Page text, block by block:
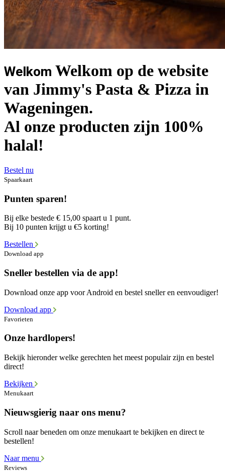
Welkom Welkom op de website
van Jimmy's Pasta & Pizza in
Wageningen.
Al onze producten zijn 100%
halal!
Bestel nu
Spaarkaart
Punten sparen!
Bij elke bestede € 15,00 spaart u 1 punt.
Bij 10 punten krijgt u €5 korting!
Bestellen
Download app
Sneller bestellen via de app!
Download onze app voor Android en bestel sneller en eenvoudiger!
Download app
Favorieten
Onze hardlopers!
Bekijk hieronder welke gerechten het meest populair zijn en bestel
direct!
Bekijken
Menukaart
Nieuwsgierig naar ons menu?
Scroll naar beneden om onze menukaart te bekijken en direct te
bestellen!
Naar menu
Reviews